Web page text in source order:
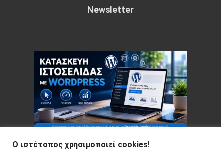
Newsletter
Ο ιστότοπος χρησιμοποιεί cookies!